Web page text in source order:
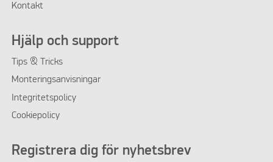
Kontakt
Hjälp och support
Tips & Tricks
Monteringsanvisningar
Integritetspolicy
Cookiepolicy
Registrera dig för nyhetsbrev